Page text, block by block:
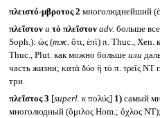
πλειστό-μβροτος 2 многолюднейший
πλεῖστον и τὸ πλεῖστον adv. больше
Soph.): ὡς (тж. ὅτι, ἐπὶ) π. Thuc.,
Thuc., Plut. как можно больше или
часть жизни; κατὰ δύο ἢ τὸ π. τρεῖς
три.
πλεῖστος 3 [superl. кπολύς] 1)самый
многолюдный (ὅμιλος Hom.; ὄχλος NT);